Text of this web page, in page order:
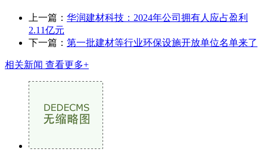
上一篇： 华润建材科技：2024年公司拥有人应占盈利
2.11亿元
下一篇： 第一批建材等行业环保设施开放单位名单来了
相关新闻 查看更多+